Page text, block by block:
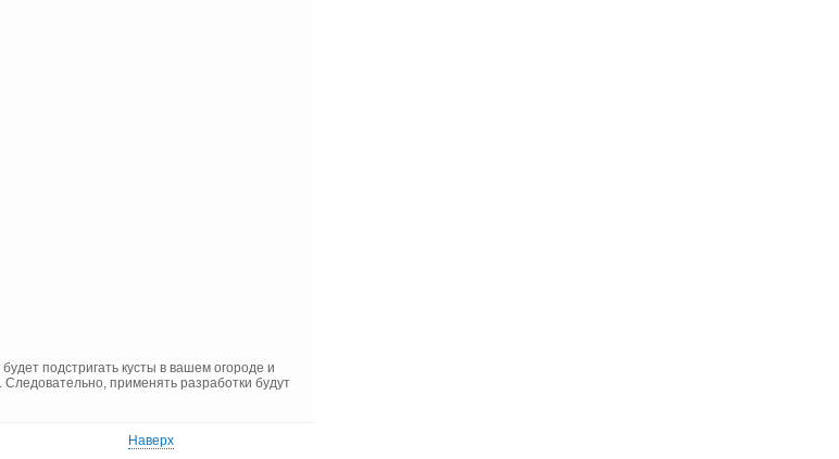
подстригать кусты в вашем огороде и
применять разработки будут
Наверх